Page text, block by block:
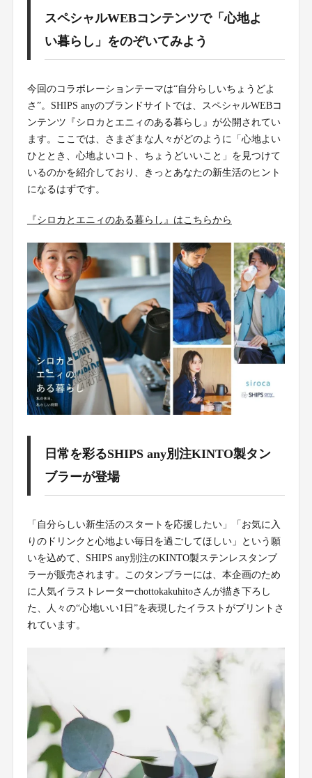
スペシャルWEBコンテンツで「心地よ
い暮らし」をのぞいてみよう
今回のコラボレーションテーマは“自分らしいちょうどよ
さ”。SHIPS anyのブランドサイトでは、スペシャルWEBコ
ンテンツ『シロカとエニィのある暮らし』が公開されてい
ます。ここでは、さまざまな人々がどのように「心地よい
ひととき、心地よいコト、ちょうどいいこと」を見つけて
いるのかを紹介しており、きっとあなたの新生活のヒント
になるはずです。
『シロカとエニィのある暮らし』はこちらから
日常を彩るSHIPS any別注KINTO製タン
ブラーが登場
「自分らしい新生活のスタートを応援したい」「お気に入
りのドリンクと心地よい毎日を過ごしてほしい」という願
いを込めて、SHIPS any別注のKINTO製ステンレスタンブ
ラーが販売されます。このタンブラーには、本企画のため
に人気イラストレーターchottokakuhitoさんが描き下ろし
た、人々の“心地いい1日”を表現したイラストがプリントさ
れています。